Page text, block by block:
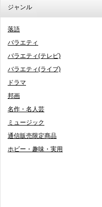
ジャンル
落語
バラエティ
バラエティ(テレビ)
バラエティ(ライブ)
ドラマ
邦画
名作・名人芸
ミュージック
通信販売限定商品
ホビー・趣味・実用